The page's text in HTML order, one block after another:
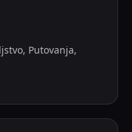
Putovanja,